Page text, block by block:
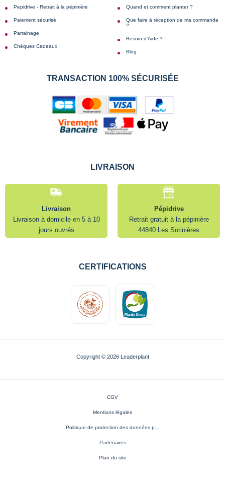
Pepidrive - Retrait à la pépinière
Paiement sécurisé
Parrainage
Chèques Cadeaux
Quand et comment planter ?
Que faire à réception de ma commande
?
Besoin d'Aide ?
Blog
TRANSACTION 100% SÉCURISÉE
LIVRAISON
Livraison
Livraison à domicile en 5 à 10
jours ouvrés
Pépidrive
Retrait gratuit à la pépinière
44840 Les Sorinières
CERTIFICATIONS
Copyright © 2026 Leaderplant
CGV
Mentions légales
Politique de protection des données p...
Partenaires
Plan du site